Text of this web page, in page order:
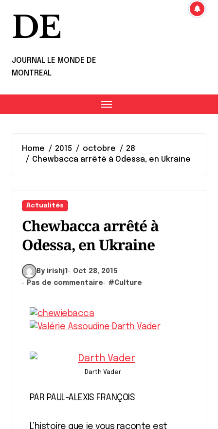
DE
JOURNAL LE MONDE DE
MONTREAL
Home 2015 octobre
28
Chewbacca arrêté à Odessa, en Ukraine
Actualités
Chewbacca arrêté à
Odessa, en Ukraine
By irishj1
Oct 28, 2015
Pas de commentaire
#Culture
Darth Vader
PAR PAUL-ALEXIS FRANÇOIS
L’histoire que je vous raconte est